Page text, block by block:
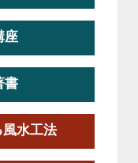
命学講座
講座
した。
座
書
水工法